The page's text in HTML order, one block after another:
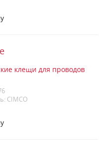
клещи для проводов
CIMCO